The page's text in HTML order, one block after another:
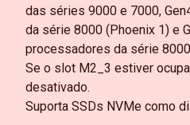
das séries 9000 e 7000,
da série 8000 (Phoenix 1) e
processadores da série
Se o slot M2_3 estiver
desativado.
Suporta SSDs NVMe como